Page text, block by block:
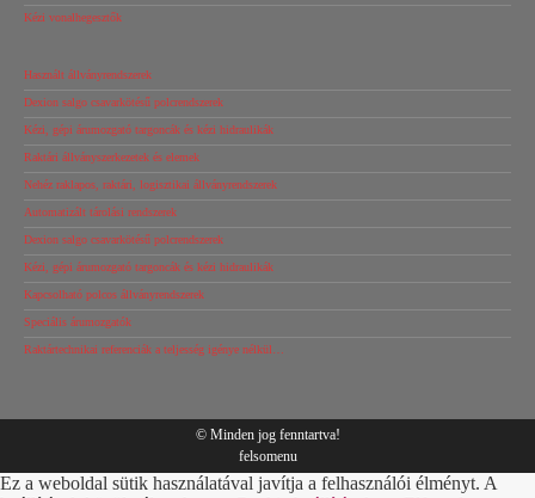
Kézi vonalhegesztők
Használt állványrendszerek
Dexion salgo csavarkötésű polcrendszerek
Kézi, gépi árumozgató targoncák és kézi hidraulikák
Raktári állványszerkezetek és elemek
Nehéz raklapos, raktári, logisztikai állványrendszerek
Automatizált tárolási rendszerek
Dexion salgo csavarkötésű polcrendszerek
Kézi, gépi árumozgató targoncák és kézi hidraulikák
Kapcsolható polcos állványrendszerek
Speciális árumozgatók
Raktártechnikai referenciák a teljesség igénye nélkül…
© Minden jog fenntartva!
felsomenu
Ez a weboldal sütik használatával javítja a felhasználói élményt. A